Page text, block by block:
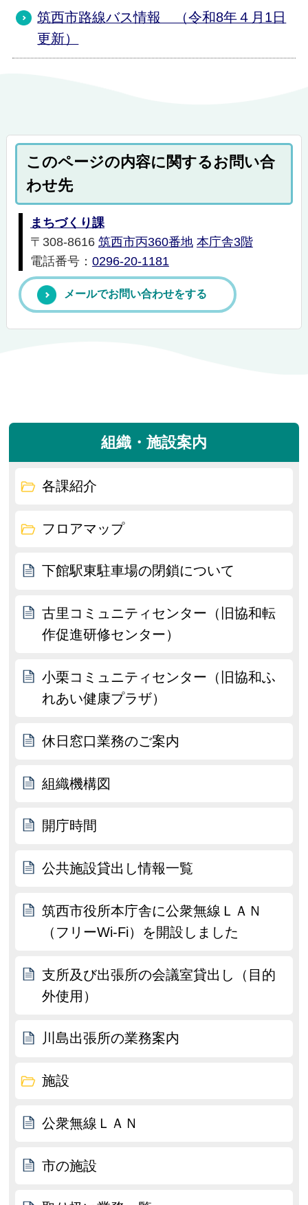
筑西市路線バス情報 （令和8年４月1日
更新）
このページの内容に関するお問い合
わせ先
まちづくり課
〒308-8616 筑西市丙360番地 本庁舎3階
電話番号： 0296-20-1181
メールでお問い合わせをする
組織・施設案内
各課紹介
フロアマップ
下館駅東駐車場の閉鎖について
古里コミュニティセンター（旧協和転
作促進研修センター）
小栗コミュニティセンター（旧協和ふ
れあい健康プラザ）
休日窓口業務のご案内
組織機構図
開庁時間
公共施設貸出し情報一覧
筑西市役所本庁舎に公衆無線ＬＡＮ
（フリーWi-Fi）を開設しました
支所及び出張所の会議室貸出し（目的
外使用）
川島出張所の業務案内
施設
公衆無線ＬＡＮ
市の施設